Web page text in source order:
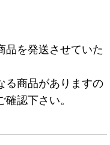
品を発送させていた
る商品がありますの
認下さい。